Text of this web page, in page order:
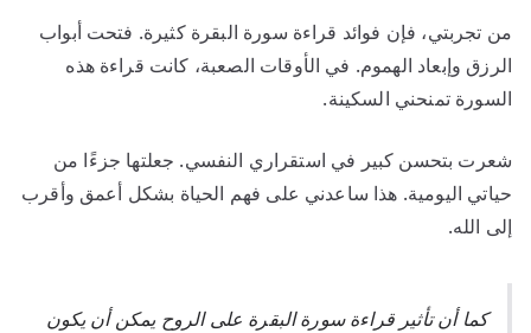
من تجربتي، فإن فوائد قراءة سورة البقرة كثيرة. فتحت أبواب
الرزق وإبعاد الهموم. في الأوقات الصعبة، كانت قراءة هذه
السورة تمنحني السكينة.
شعرت بتحسن كبير في استقراري النفسي. جعلتها جزءًا من
حياتي اليومية. هذا ساعدني على فهم الحياة بشكل أعمق وأقرب
إلى الله.
كما أن تأثير قراءة سورة البقرة على الروح يمكن أن يكون